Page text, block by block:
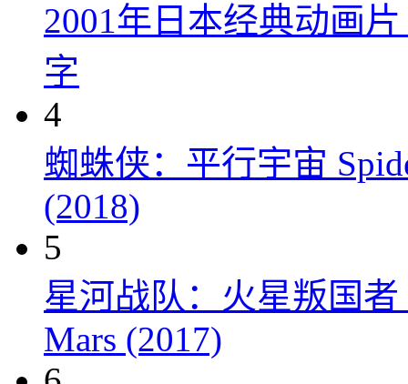
2001年日本经典动画
字
4
蜘蛛侠：平行宇宙
(2018)
5
星河战队：火星叛国者
Mars (2017)